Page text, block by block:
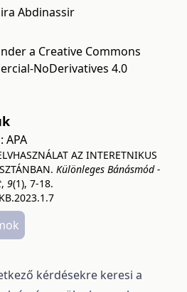
Abdinassir
a Creative Commons
NoDerivatives 4.0
APA
AZ INTERETNIKUS
Különleges Bánásmód -
, 9(1), 7-18.
kérdésekre keresi a